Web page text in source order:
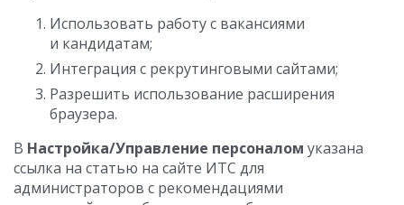
Использовать работу с вакансиями
и кандидатам;
Интеграция с рекрутинговыми сайтами;
Разрешить использование расширения
браузера.
В Настройка/Управление персоналом указана
ссылка на статью на сайте ИТС для
администраторов с рекомендациями